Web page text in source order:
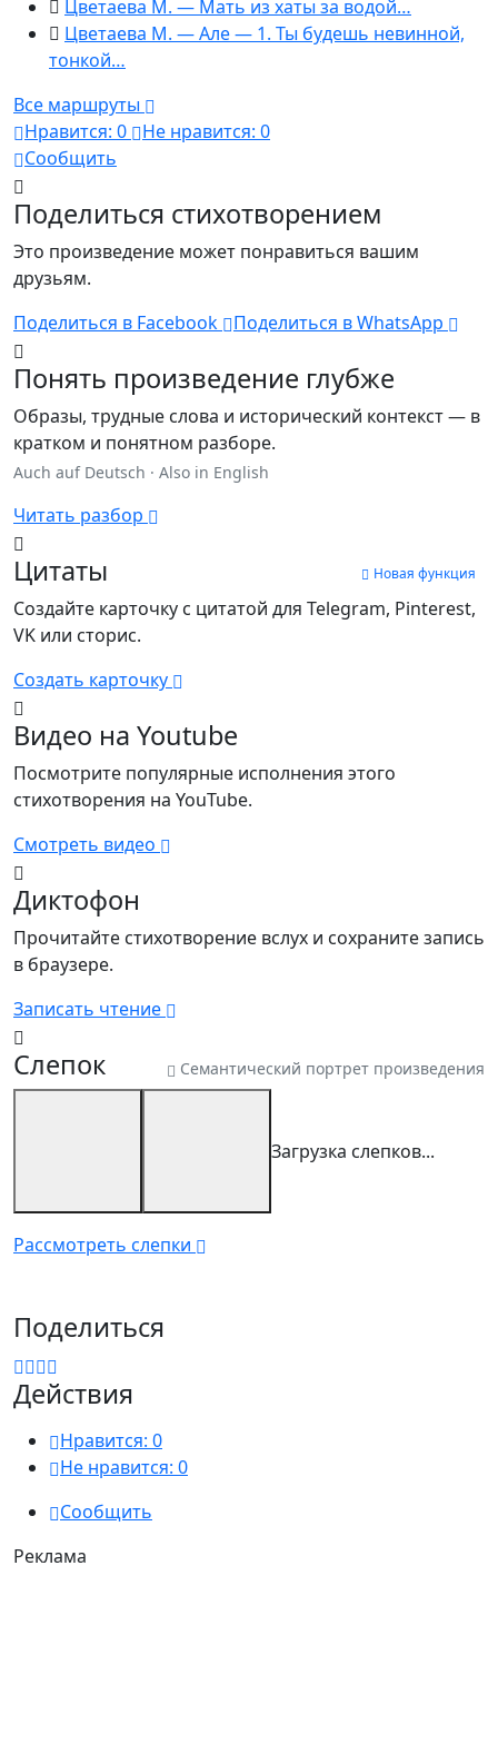
Цветаева М. — Мать из хаты за водой…
Цветаева М. — Але — 1. Ты будешь невинной,
тонкой…
Все маршруты
Нравится: 0 Не нравится: 0
Сообщить
Поделиться стихотворением
Это произведение может понравиться вашим
друзьям.
Поделиться в Facebook
Поделиться в WhatsApp
Понять произведение глубже
Образы, трудные слова и исторический контекст — в
кратком и понятном разборе.
Auch auf Deutsch · Also in English
Читать разбор
Цитаты Новая функция
Создайте карточку с цитатой для Telegram, Pinterest,
VK или сторис.
Создать карточку
Видео на Youtube
Посмотрите популярные исполнения этого
стихотворения на YouTube.
Смотреть видео
Диктофон
Прочитайте стихотворение вслух и сохраните запись
в браузере.
Записать чтение
Слепок Семантический портрет произведения
Загрузка слепков...
Рассмотреть слепки
Поделиться
Действия
Нравится: 0
Не нравится: 0
Сообщить
Реклама